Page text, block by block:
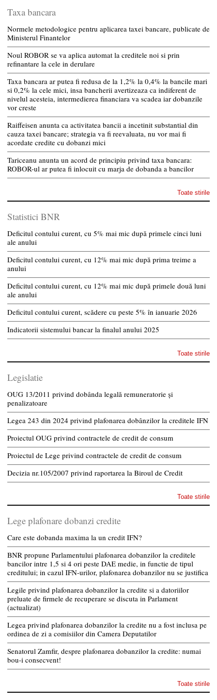
Taxa bancara
Normele metodologice pentru aplicarea taxei bancare, publicate de
Ministerul Finantelor
Noul ROBOR se va aplica automat la creditele noi si prin
refinantare la cele in derulare
Taxa bancara ar putea fi redusa de la 1,2% la 0,4% la bancile mari
si 0,2% la cele mici, insa bancherii avertizeaza ca indiferent de
nivelul acesteia, intermedierea financiara va scadea iar dobanzile
vor creste
Raiffeisen anunta ca activitatea bancii a incetinit substantial din
cauza taxei bancare; strategia va fi reevaluata, nu vor mai fi
acordate credite cu dobanzi mici
Tariceanu anunta un acord de principiu privind taxa bancara:
ROBOR-ul ar putea fi inlocuit cu marja de dobanda a bancilor
Toate stirile
Statistici BNR
Deficitul contului curent, cu 5% mai mic după primele cinci luni
ale anului
Deficitul contului curent, cu 12% mai mic după prima treime a
anului
Deficitul contului curent, cu 12% mai mic după primele două luni
ale anului
Deficitul contului curent, scădere cu peste 5% în ianuarie 2026
Indicatorii sistemului bancar la finalul anului 2025
Toate stirile
Legislatie
OUG 13/2011 privind dobânda legală remuneratorie și
penalizatoare
Legea 243 din 2024 privind plafonarea dobânzilor la creditele IFN
Proiectul OUG privind contractele de credit de consum
Proiectul de Lege privind contractele de credit de consum
Decizia nr.105/2007 privind raportarea la Biroul de Credit
Toate stirile
Lege plafonare dobanzi credite
Care este dobanda maxima la un credit IFN?
BNR propune Parlamentului plafonarea dobanzilor la creditele
bancilor intre 1,5 si 4 ori peste DAE medie, in functie de tipul
creditului; in cazul IFN-urilor, plafonarea dobanzilor nu se justifica
Legile privind plafonarea dobanzilor la credite si a datoriilor
preluate de firmele de recuperare se discuta in Parlament
(actualizat)
Legea privind plafonarea dobanzilor la credite nu a fost inclusa pe
ordinea de zi a comisiilor din Camera Deputatilor
Senatorul Zamfir, despre plafonarea dobanzilor la credite: numai
bou-i consecvent!
Toate stirile